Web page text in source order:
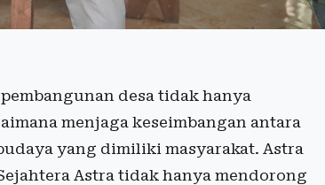
desa tidak hanya
menjaga keseimbangan antara
yang dimiliki masyarakat. Astra
Astra tidak hanya mendorong